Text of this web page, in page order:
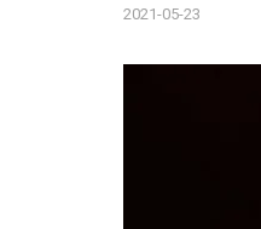
2021-05-23